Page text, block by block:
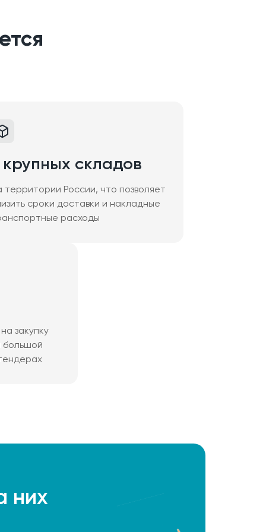
крупных складов
территории России, что позволяет
сроки доставки и накладные
расходы
закупку
большой
них